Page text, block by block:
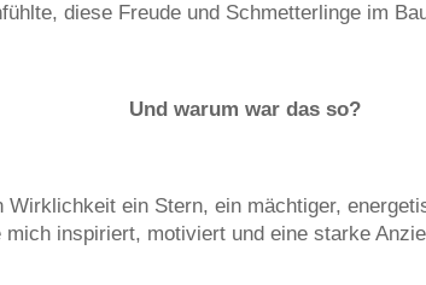
diese Freude und Schmetterlinge im
Und warum war das so?
Wirklichkeit ein Stern, ein mächtiger,
mich inspiriert, motiviert und eine starke